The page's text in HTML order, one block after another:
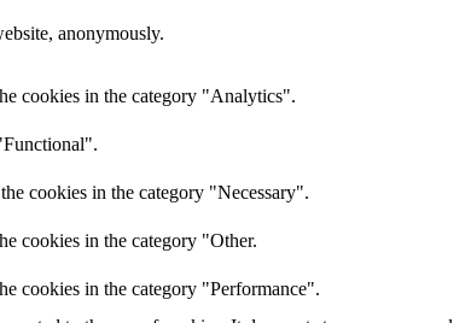
anonymously.
cookies in the category "Analytics".
cookies in the category "Necessary".
cookies in the category "Other.
cookies in the category "Performance".